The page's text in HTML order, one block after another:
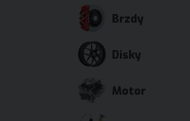
Brzdy
Disky
Motor